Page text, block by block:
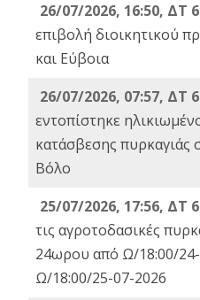
26/07/2026, 16:50, ΔΤ
επιβολή διοικητικού
και Εύβοια
26/07/2026, 07:57, ΔΤ
εντοπίστηκε
κατάσβεσης πυρκαγιάς
Βόλο
25/07/2026, 17:56, ΔΤ
τις αγροτοδασικές
24ωρου από Ω/18:00/
Ω/18:00/25-07-2026